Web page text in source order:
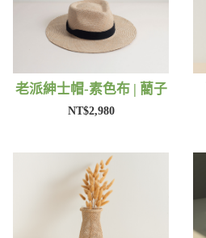
老派紳士帽-素色布 | 藺子
NT$2,980